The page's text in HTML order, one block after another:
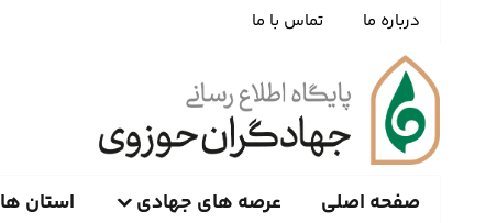
درباره ما تماس با ما
صفحه اصلی عرصه های جهادی استان ها